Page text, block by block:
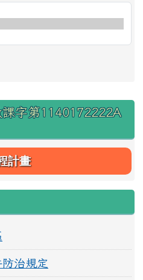
字第1140172222A
計畫
治規定